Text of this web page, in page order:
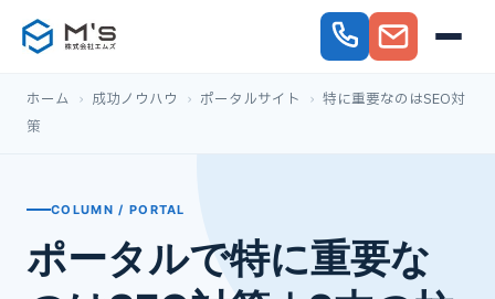
ホーム › 成功ノウハウ › ポータルサイト › 特に重要なのはSEO対
策
COLUMN / PORTAL
ポータルで特に重要な